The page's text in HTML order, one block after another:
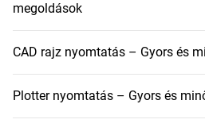
megoldások
CAD rajz nyomtatás – Gyors és
Plotter nyomtatás – Gyors és